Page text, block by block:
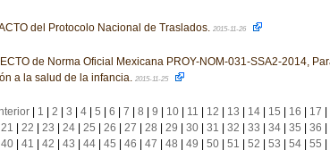
del Protocolo Nacional de Traslados. 2015-11-26
de Norma Oficial Mexicana PROY-NOM-031-SSA2-2014,
a la salud de la infancia. 2015-11-25
| 1 2 3 4| 5 6 7 8 9 10| 11 12 13 14| 15 16 17
21 22 23 24| 25 26 27 28 29 30| 31 32 33 34| 35 36
40| 41 42 43 44| 45 46 47 48 49 50| 51 52 53 54| 55